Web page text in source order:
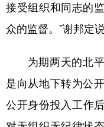
接受组织和同志的
众的监督。”谢邦定说
为期两天的北平
是向从地下转为公
公开身份投入工作